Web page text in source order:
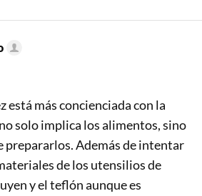
está más concienciada con la
solo implica los alimentos, sino
prepararlos. Además de intentar
de los utensilios de
y el teflón aunque es